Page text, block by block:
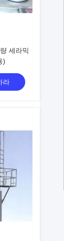
세라믹
)
라